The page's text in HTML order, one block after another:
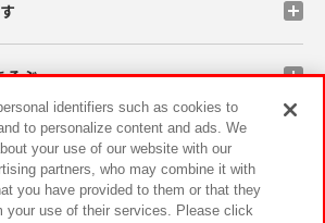
そぶ
ペーン
identifiers such as cookies to
to personalize content and ads. We
your use of our website with our
partners, who may combine it with
you have provided to them or that they
your use of their services. Please click